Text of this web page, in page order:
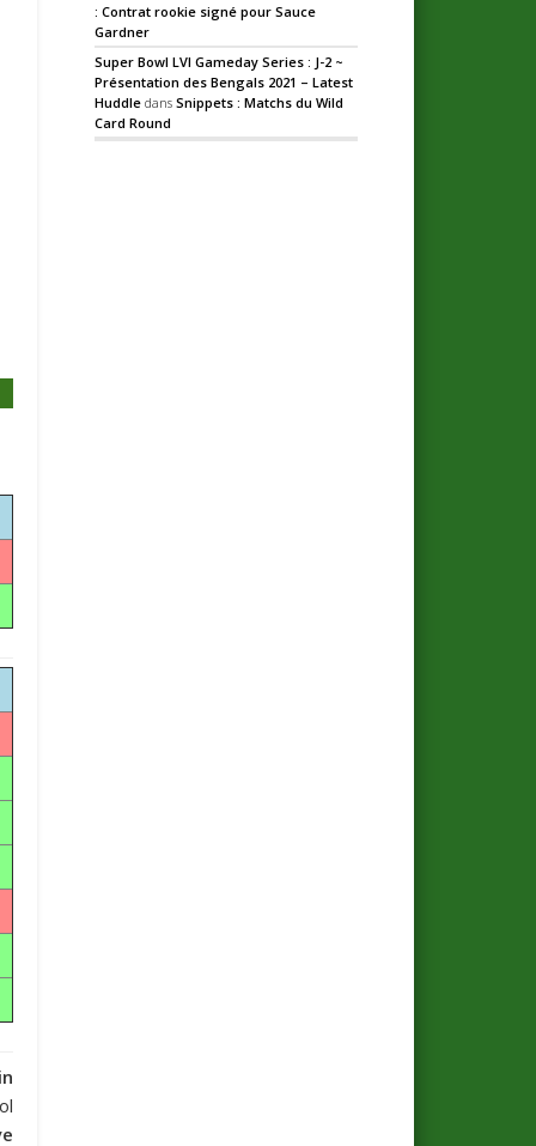
: Contrat rookie signé pour Sauce
Gardner
Super Bowl LVI Gameday Series : J-2 ~
Présentation des Bengals 2021 – Latest
Huddle dansSnippets : Matchs du Wild
Card Round